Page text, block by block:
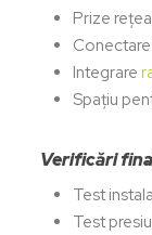
Prize
Integrare
Spațiu
Verificări
Test
Test